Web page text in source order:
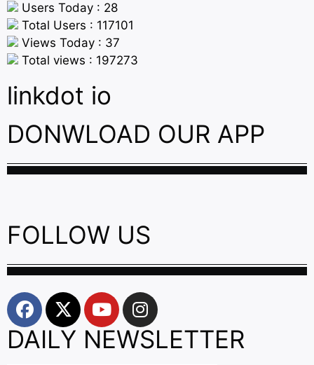
Users Today : 28
Total Users : 117101
Views Today : 37
Total views : 197273
linkdot io
DONWLOAD OUR APP
FOLLOW US
DAILY NEWSLETTER